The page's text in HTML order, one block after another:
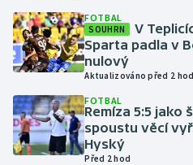
Judo
Krasobruslení
Lezení
Lyže a snowboard
FOTBAL
SOUHRN
V
Sparta padla v
nulový
Aktualizováno před 2 hod
FOTBAL
Remíza 5:5 jako
spoustu věcí
Hyský
Před 2 hod